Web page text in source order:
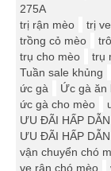
275A
trị rận mèo
trị
trồng cỏ mèo
trụ cho mèo
trụ
Tuần sale khủng
ức gà
Ức gà ăn
ức gà cho mèo
ƯU ĐÃI HẤP
ƯU ĐÃI HẤP
vận chuyển chó
ve rận chó mèo